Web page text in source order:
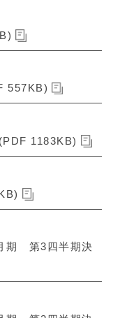
557KB)
1183KB)
期 第3四半期決